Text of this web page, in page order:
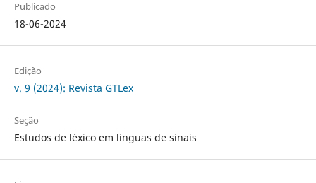
Publicado
18-06-2024
Edição
v. 9 (2024): Revista GTLex
Seção
Estudos de léxico em linguas de sinais